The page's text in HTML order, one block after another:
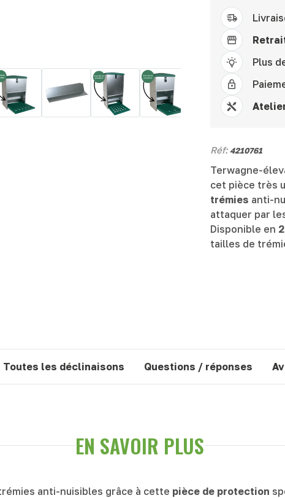
Plus
Réf: 4210761
Terwagne-
cet pièce très
trémies anti-
attaquer par
Disponible en
tailles de
Toutes les déclinaisons Questions / réponses
EN SAVOIR PLUS
anti-nuisibles grâce à cette pièce de protection